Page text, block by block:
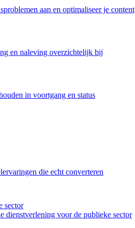
aan en optimaliseer je content
en naleving overzichtelijk bij
in voortgang en status
die echt converteren
sector
dienstverlening voor de publieke sector